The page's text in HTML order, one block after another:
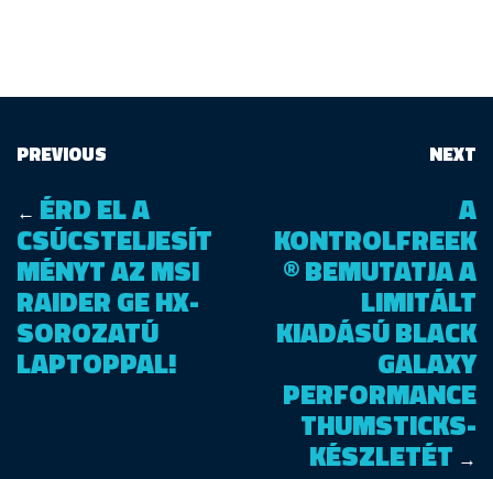
PREVIOUS
← ÉRD EL A
CSÚCSTELJESÍT
MÉNYT AZ MSI
RAIDER GE HX-
SOROZATÚ
LAPTOPPAL!
NEXT
A
KONTROLFREEK
® BEMUTATJA A
LIMITÁLT
KIADÁSÚ BLACK
GALAXY
PERFORMANCE
THUMSTICKS-
KÉSZLETÉT →